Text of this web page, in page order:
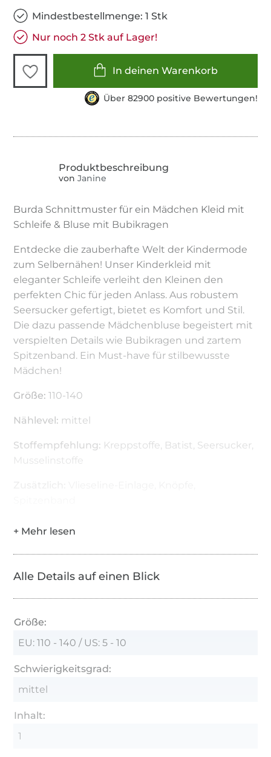
Mindestbestellmenge: 1 Stk
Nur noch 2 Stk auf Lager!
In deinen Warenkorb
Über 82900 positive Bewertungen!
von Janine
Burda Schnittmuster für ein Mädchen Kleid mit
Schleife & Bluse mit Bubikragen
Entdecke die zauberhafte Welt der Kindermode
zum Selbernähen! Unser Kinderkleid mit
eleganter Schleife verleiht den Kleinen den
perfekten Chic für jeden Anlass. Aus robustem
Seersucker gefertigt, bietet es Komfort und Stil.
Die dazu passende Mädchenbluse begeistert mit
verspielten Details wie Bubikragen und zartem
Spitzenband. Ein Must-have für stilbewusste
Mädchen!
Größe: 110-140
Nählevel: mittel
Stoffempfehlung: Kreppstoffe, Batist, Seersucker,
Musselinstoffe
Alle Details auf einen Blick
Größe:
EU: 110 - 140 / US: 5 - 10
Schwierigkeitsgrad:
mittel
Inhalt:
1